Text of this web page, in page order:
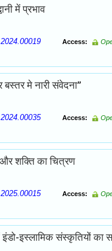
में प्रभाव
Access:
मे नारी संवेदना”
Access:
और शक्ति का चित्रण
Access:
इस्लामिक संस्कृतियों का